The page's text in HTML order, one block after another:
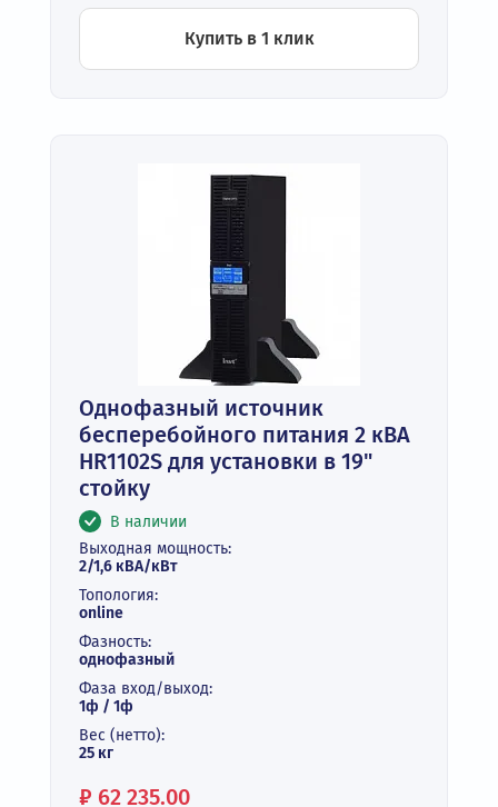
Купить в 1 клик
Однофазный источник
бесперебойного питания 2 кВА
HR1102S для установки в 19"
стойку
В наличии
Выходная мощность:
2/1,6 кВА/кВт
Топология:
online
Фазность:
однофазный
Фаза вход/выход:
1ф / 1ф
Вес (нетто):
25 кг
Цена:
₽ 62 235.00